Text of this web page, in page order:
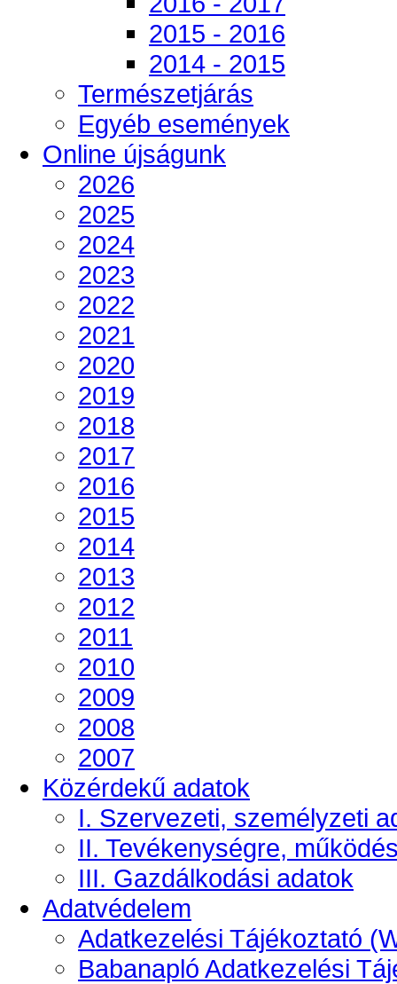
2015 - 2016
2014 - 2015
Természetjárás
Egyéb események
Online újságunk
2026
2025
2024
2023
2022
2021
2020
2019
2018
2017
2016
2015
2014
2013
2012
2011
2010
2009
2008
2007
Közérdekű adatok
I. Szervezeti, személyzeti
II. Tevékenységre,
III. Gazdálkodási adatok
Adatvédelem
Adatkezelési Tájékoztató
Babanapló Adatkezelési